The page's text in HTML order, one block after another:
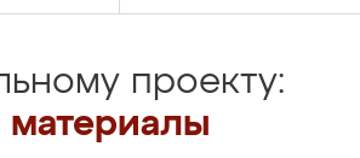
проекту: